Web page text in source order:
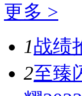
更多 >
1战绩
2至臻